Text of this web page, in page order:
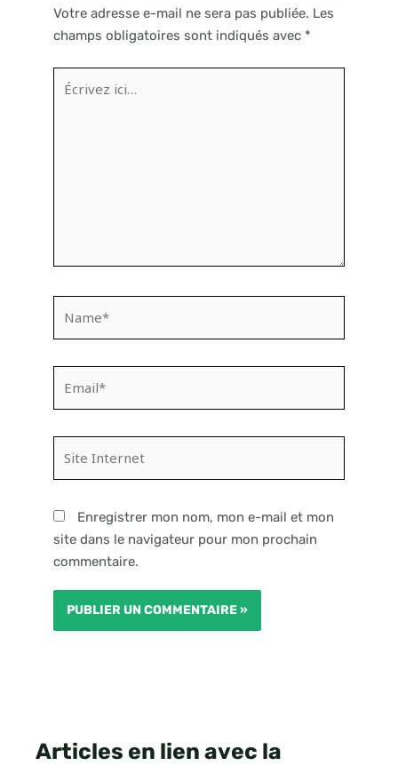
Votre adresse e-mail ne sera pas publiée. Les
champs obligatoires sont indiqués avec *
ici…
Internet
Enregistrer mon nom, mon e-mail et mon
site dans le navigateur pour mon prochain
commentaire.
Articles en lien avec la